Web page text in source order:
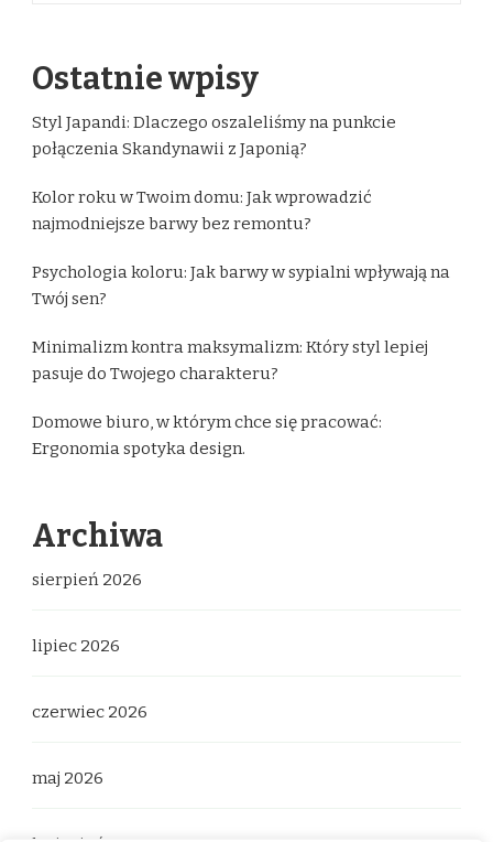
Ostatnie wpisy
Styl Japandi: Dlaczego oszaleliśmy na punkcie
połączenia Skandynawii z Japonią?
Kolor roku w Twoim domu: Jak wprowadzić
najmodniejsze barwy bez remontu?
Psychologia koloru: Jak barwy w sypialni wpływają na
Twój sen?
Minimalizm kontra maksymalizm: Który styl lepiej
pasuje do Twojego charakteru?
Domowe biuro, w którym chce się pracować:
Ergonomia spotyka design.
Archiwa
sierpień 2026
lipiec 2026
czerwiec 2026
maj 2026